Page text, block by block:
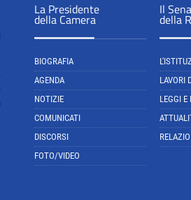
La Presidente
della Camera
BIOGRAFIA
AGENDA
NOTIZIE
COMUNICATI
DISCORSI
FOTO/VIDEO
Il
della
LAVORI
LEGGI E